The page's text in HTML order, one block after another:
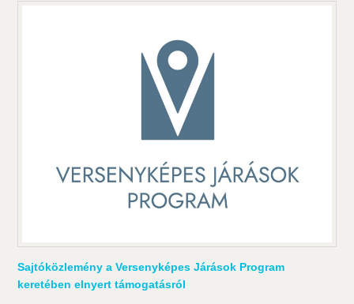
Sajtóközlemény a Versenyképes Járások Program
keretében elnyert támogatásról